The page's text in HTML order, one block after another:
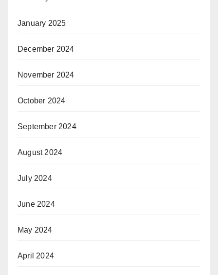
January 2025
December 2024
November 2024
October 2024
September 2024
August 2024
July 2024
June 2024
May 2024
April 2024